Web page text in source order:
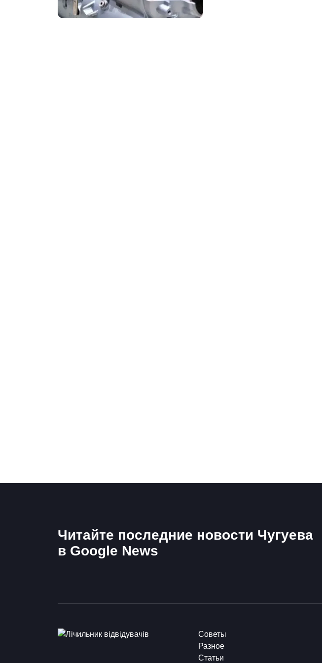
Читайте последние новости Чугуева
в Google News
Советы
Разное
Статьи